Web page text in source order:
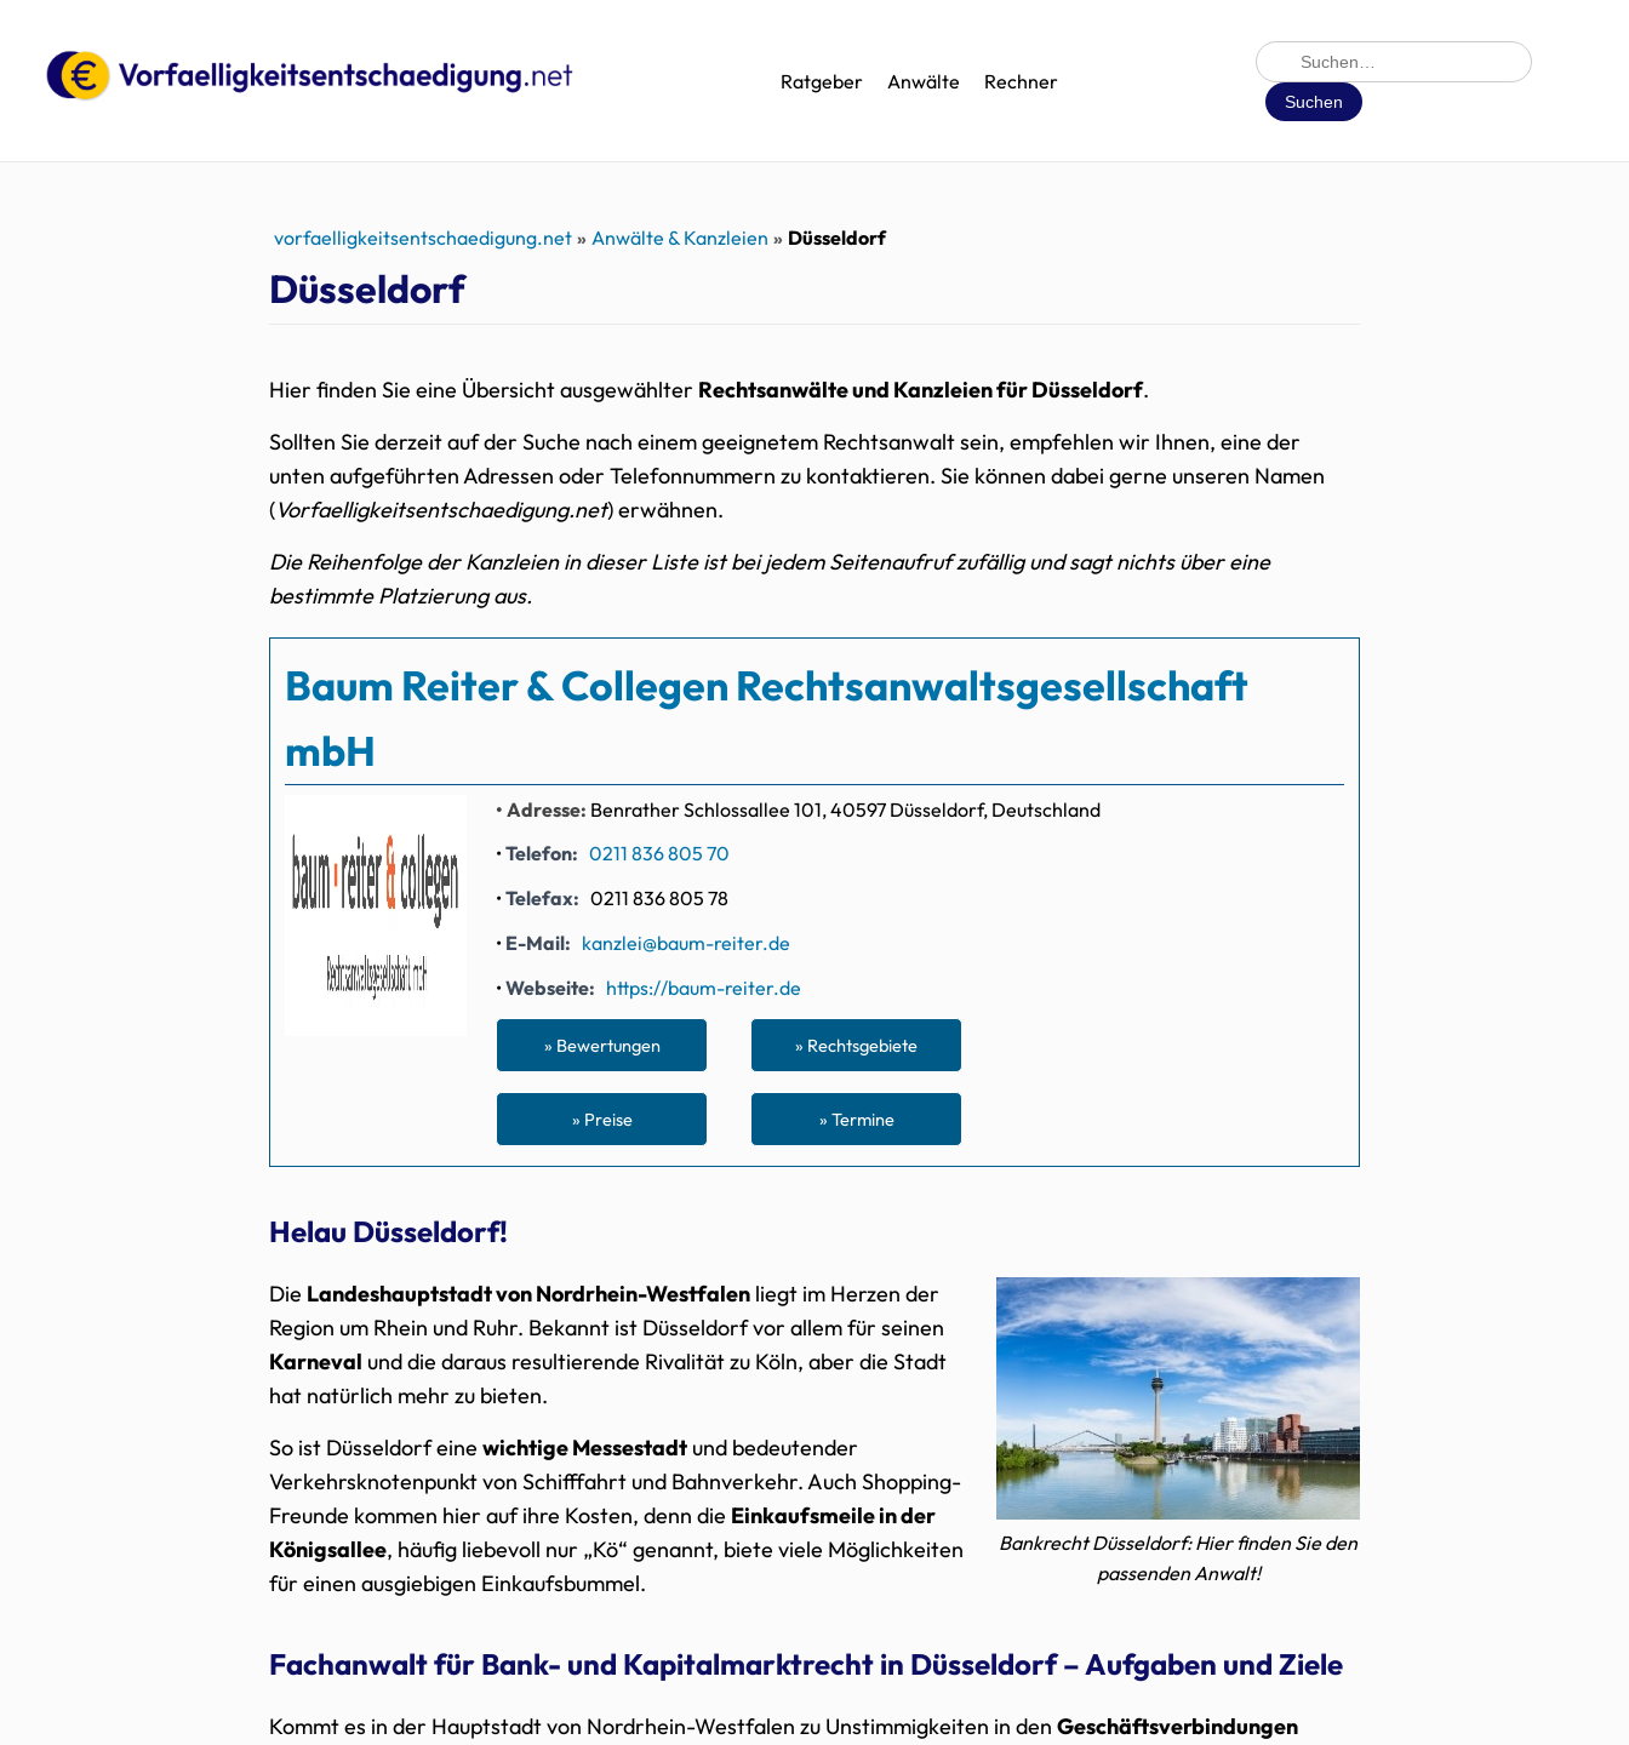
Ratgeber Anwälte Rechner
Suche
Suchen
vorfaelligkeitsentschaedigung.net Anwälte & Kanzleien Düsseldorf
Düsseldorf
Hier finden Sie eine Übersicht ausgewählter Rechtsanwälte und Kanzleien für Düsseldorf.
Sollten Sie derzeit auf der Suche nach einem geeignetem Rechtsanwalt sein, empfehlen wir Ihnen, eine der
unten aufgeführten Adressen oder Telefonnummern zu kontaktieren. Sie können dabei gerne unseren Namen
(Vorfaelligkeitsentschaedigung.net) erwähnen.
Die Reihenfolge der Kanzleien in dieser Liste ist bei jedem Seitenaufruf zufällig und sagt nichts über eine
bestimmte Platzierung aus.
Baum Reiter & Collegen Rechtsanwaltsgesellschaft
mbH
Adresse: Benrather Schlossallee 101, 40597 Düsseldorf, Deutschland
Telefon
0211 836 805 70
Telefax
0211 836 805 78
E-Mail
kanzlei@baum-reiter.de
Webseite
https://baum-reiter.de
» Bewertungen » Rechtsgebiete
» Preise » Termine
Helau Düsseldorf!
Bankrecht Düsseldorf: Hier finden Sie den
passenden Anwalt!
Die Landeshauptstadt von Nordrhein-Westfalen liegt im Herzen der
Region um Rhein und Ruhr. Bekannt ist Düsseldorf vor allem für seinen
Karneval und die daraus resultierende Rivalität zu Köln, aber die Stadt
hat natürlich mehr zu bieten.
So ist Düsseldorf eine wichtige Messestadt und bedeutender
Verkehrsknotenpunkt von Schifffahrt und Bahnverkehr. Auch Shopping-
Freunde kommen hier auf ihre Kosten, denn die Einkaufsmeile in der
Königsallee, häufig liebevoll nur „Kö“ genannt, biete viele Möglichkeiten
für einen ausgiebigen Einkaufsbummel.
Fachanwalt für Bank- und Kapitalmarktrecht in Düsseldorf – Aufgaben und Ziele
Kommt es in der Hauptstadt von Nordrhein-Westfalen zu Unstimmigkeiten in den Geschäftsverbindungen